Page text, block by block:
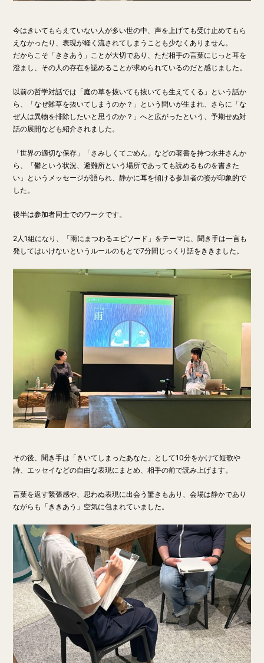
今はきいてもらえていない人が多い世の中、声を上げても受け止めてもら
えなかったり、表現が軽く流されてしまうことも少なくありません。
だからこそ「ききあう」ことが大切であり、ただ相手の言葉にじっと耳を
澄まし、その人の存在を認めることが求められているのだと感じました。
以前の哲学対話では「庭の草を抜いても抜いても生えてくる」という話か
ら、「なぜ雑草を抜いてしまうのか？」という問いが生まれ、さらに「な
ぜ人は異物を排除したいと思うのか？」へと広がったという、予期せぬ対
話の展開なども紹介されました。
「世界の適切な保存」「さみしくてごめん」などの著書を持つ永井さんか
ら、「鬱という状況、避難所という場所であっても読めるものを書きた
い」というメッセージが語られ、静かに耳を傾ける参加者の姿が印象的で
した。
後半は参加者同士でのワークです。
2人1組になり、「雨にまつわるエピソード」をテーマに、聞き手は一言も
発してはいけないというルールのもとで7分間じっくり話をききました。
その後、聞き手は「きいてしまったあなた」として10分をかけて短歌や
詩、エッセイなどの自由な表現にまとめ、相手の前で読み上げます。
言葉を返す緊張感や、思わぬ表現に出会う驚きもあり、会場は静かであり
ながらも「ききあう」空気に包まれていました。